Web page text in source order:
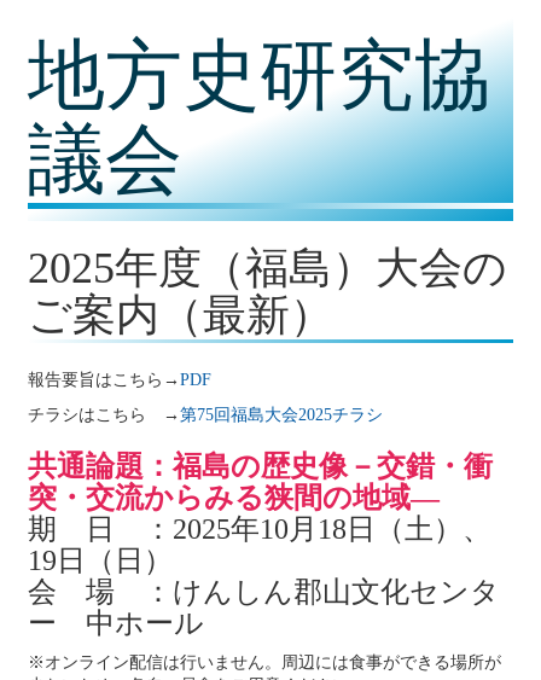
地方史研究協
議会
2025年度（福島）大会の
ご案内（最新）
報告要旨はこちら→ PDF
チラシはこちら → 第75回福島大会2025チラシ
共通論題：福島の歴史像 －交錯・衝
突・交流からみる狭間の地域―
期 日 ：2025年10月18日（土）、
19日（日）
会 場 ：けんしん郡山文化センタ
ー 中ホール
※オンライン配信は行いません。周辺には食事ができる場所が